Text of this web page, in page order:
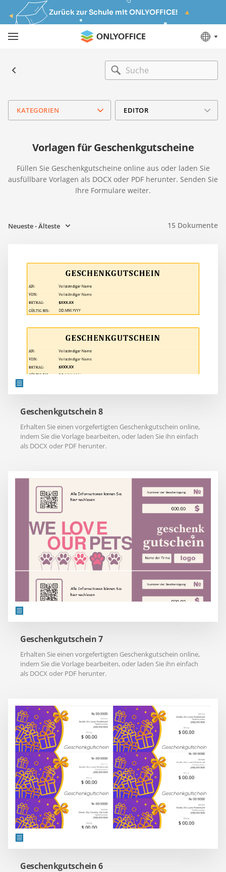
Zurück zur Schule mit ONLYOFFICE!
KATEGORIEN EDITOR
Vorlagen für Geschenkgutscheine
Füllen Sie Geschenkgutscheine online aus oder laden Sie
ausfüllbare Vorlagen als DOCX oder PDF herunter. Senden Sie
Ihre Formulare weiter.
Neueste - Älteste 15 Dokumente
Geschenkgutschein 8
Erhalten Sie einen vorgefertigten Geschenkgutschein online,
indem Sie die Vorlage bearbeiten, oder laden Sie ihn einfach
als DOCX oder PDF herunter.
Geschenkgutschein 7
Erhalten Sie einen vorgefertigten Geschenkgutschein online,
indem Sie die Vorlage bearbeiten, oder laden Sie ihn einfach
als DOCX oder PDF herunter.
Geschenkgutschein 6